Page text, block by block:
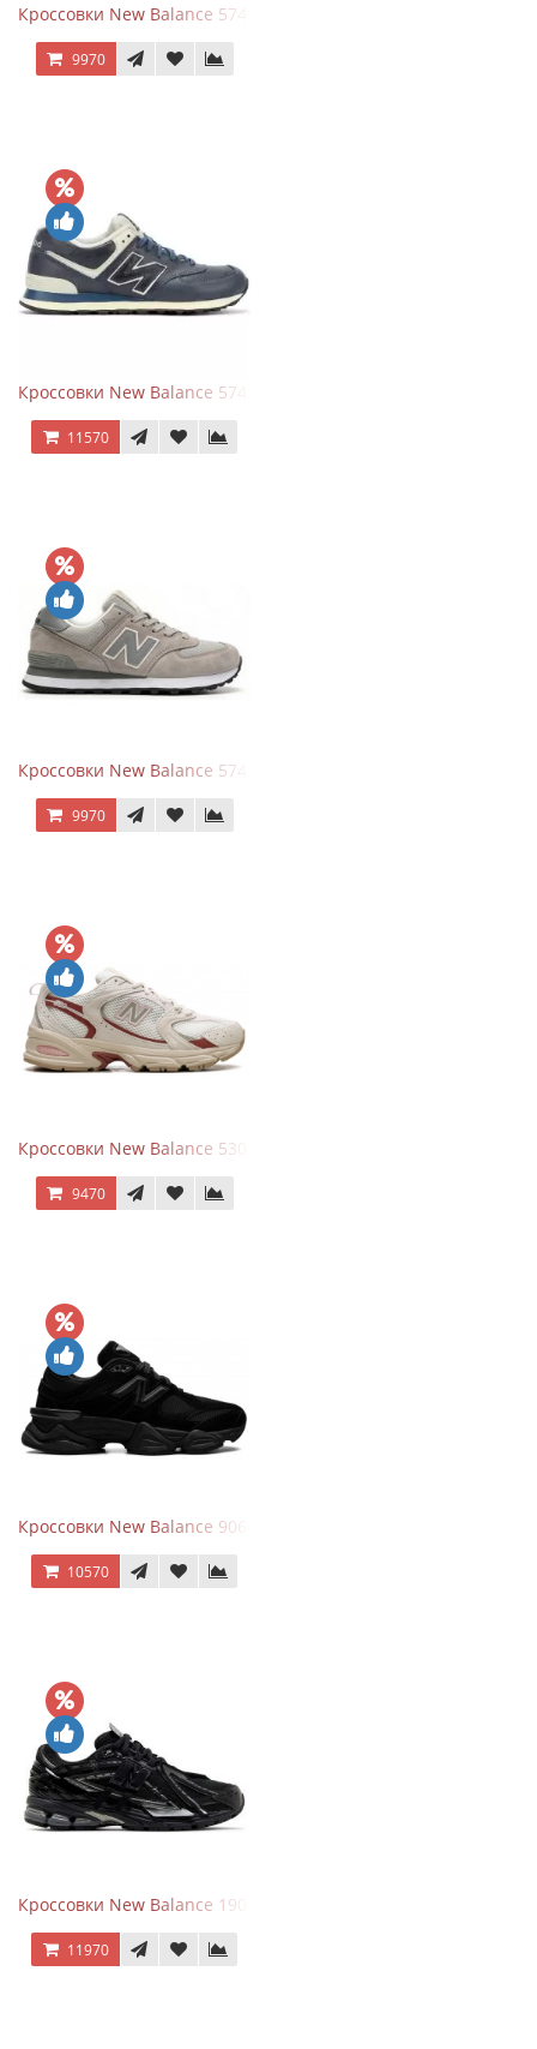
Кроссовки New Balance 574 Classic Blue Grey
9970
Кроссовки New Balance 574 Classic Blue White Leather
11570
Кроссовки New Balance 574 Silver Summer Fog
9970
Кроссовки New Balance 530 Festival Pack Clay
9470
Кроссовки New Balance 9060 Triple Black
10570
Кроссовки New Balance 1906A Black Silver
11970